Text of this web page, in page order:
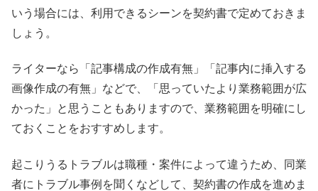
いう場合には、利用できるシーンを契約書で定めておきま
しょう。
ライターなら「記事構成の作成有無」「記事内に挿入する
画像作成の有無」などで、「思っていたより業務範囲が広
かった」と思うこともありますので、業務範囲を明確にし
ておくことをおすすめします。
起こりうるトラブルは職種・案件によって違うため、同業
者にトラブル事例を聞くなどして、契約書の作成を進めま